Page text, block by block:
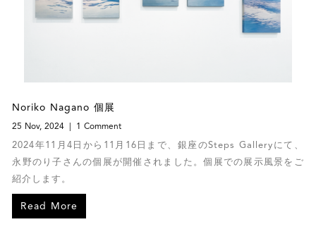
Noriko Nagano 個展
25 Nov, 2024 1 Comment
2024年11月4日から11月16日まで、銀座のSteps Galleryにて、
永野のり子さんの個展が開催されました。個展での展示風景をご
紹介します。
Read More